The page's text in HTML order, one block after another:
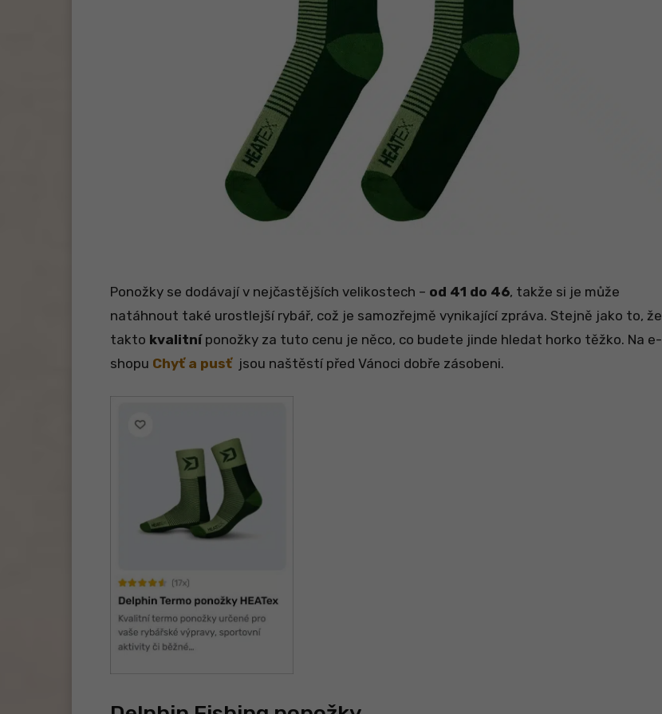
Ponožky se dodávají v nejčastějších velikostech – od 41 do 46, takže si je může
natáhnout také urostlejší rybář, což je samozřejmě vynikající zpráva. Stejně jako to, že
takto kvalitníponožky za tuto cenu je něco, co budete jinde hledat horko těžko. Na e-
shopu Chyť a pusť jsou naštěstí před Vánoci dobře zásobeni.